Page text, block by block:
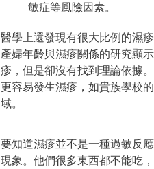
敏症等風險因素。
醫學上還發現有很大比例的濕
產婦年齡與濕疹關係的研究顯
疹，但是卻沒有找到理論依據
更容易發生濕疹，如貴族學校
域。
要知道濕疹並不是一種過敏反
現象。他們很多東西都不能吃